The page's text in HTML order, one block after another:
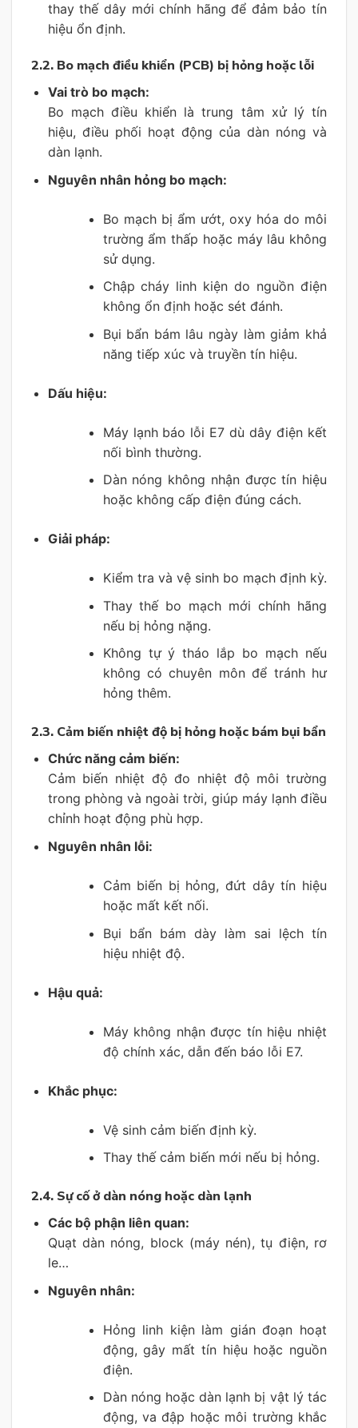
thay thế dây mới chính hãng để đảm bảo tín
hiệu ổn định.
2.2. Bo mạch điều khiển (PCB) bị hỏng hoặc lỗi
Vai trò bo mạch:
Bo mạch điều khiển là trung tâm xử lý tín
hiệu, điều phối hoạt động của dàn nóng và
dàn lạnh.
Nguyên nhân hỏng bo mạch:
Bo mạch bị ẩm ướt, oxy hóa do môi
trường ẩm thấp hoặc máy lâu không
sử dụng.
Chập cháy linh kiện do nguồn điện
không ổn định hoặc sét đánh.
Bụi bẩn bám lâu ngày làm giảm khả
năng tiếp xúc và truyền tín hiệu.
Dấu hiệu:
Máy lạnh báo lỗi E7 dù dây điện kết
nối bình thường.
Dàn nóng không nhận được tín hiệu
hoặc không cấp điện đúng cách.
Giải pháp:
Kiểm tra và vệ sinh bo mạch định kỳ.
Thay thế bo mạch mới chính hãng
nếu bị hỏng nặng.
Không tự ý tháo lắp bo mạch nếu
không có chuyên môn để tránh hư
hỏng thêm.
2.3. Cảm biến nhiệt độ bị hỏng hoặc bám bụi bẩn
Chức năng cảm biến:
Cảm biến nhiệt độ đo nhiệt độ môi trường
trong phòng và ngoài trời, giúp máy lạnh điều
chỉnh hoạt động phù hợp.
Nguyên nhân lỗi:
Cảm biến bị hỏng, đứt dây tín hiệu
hoặc mất kết nối.
Bụi bẩn bám dày làm sai lệch tín
hiệu nhiệt độ.
Hậu quả:
Máy không nhận được tín hiệu nhiệt
độ chính xác, dẫn đến báo lỗi E7.
Khắc phục:
Vệ sinh cảm biến định kỳ.
Thay thế cảm biến mới nếu bị hỏng.
2.4. Sự cố ở dàn nóng hoặc dàn lạnh
Các bộ phận liên quan:
Quạt dàn nóng, block (máy nén), tụ điện, rơ
le…
Nguyên nhân:
Hỏng linh kiện làm gián đoạn hoạt
động, gây mất tín hiệu hoặc nguồn
điện.
Dàn nóng hoặc dàn lạnh bị vật lý tác
động, va đập hoặc môi trường khắc